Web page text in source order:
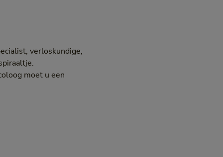
verloskundige,
moet u een